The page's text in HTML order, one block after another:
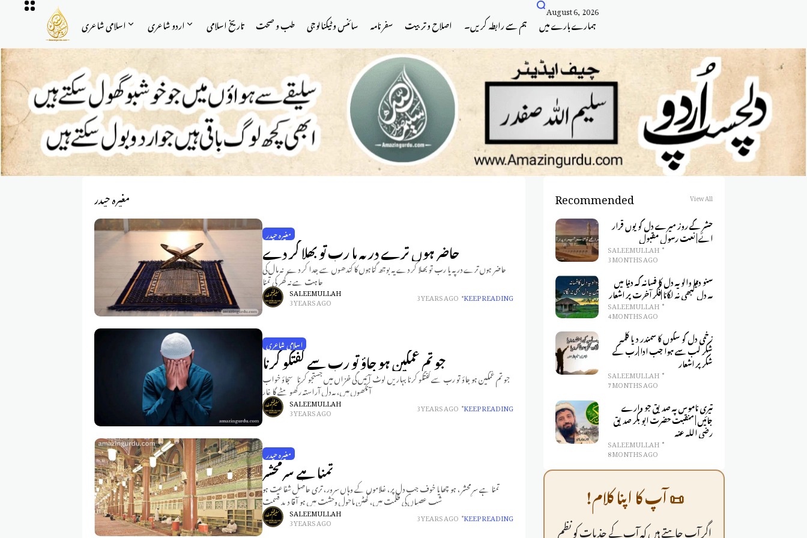
اسلامی شاعری اردو شاعری تاریخ اسلامی طب و صحت سائنس و ٹیکنالوجی سفر نامہ اصلاح و تربیت ہم سے رابطہ کریں۔ ہمارے بارے میں
August 6, 2026
مغیرہ حیدر
مغیرہ حیدر
حاضر ہوں ترے در پہ یا رب تو بھلا کر دے
حاضر ہوں ترے در پہ یا رب تو بھلا کر دے یہ بوجھ گناہوں کا کندھوں سے جدا کر دے نہ مال کی
چاہت ہے نہ گھر کی تمنا
SALEEM ULLAH
3 YEARS AGO 3 YEARS AGO KEEP READING
اسلامی شاعری
جو تم غمگین ہو جاؤ تو رب سے گفتگو کرنا
جو تم غمگین ہو جاؤ تو رب سے گفتگو کرنا بہاریں لوٹ آئیں گی خزاں میں جستجو کرنا سجاؤ خواب
آنکھوں میں، یہ دل آراستہ رکھو ہٹے گا غار
SALEEM ULLAH
3 YEARS AGO 3 YEARS AGO KEEP READING
مغیرہ حیدر
تمنا ہے سرِمحشر
تمنا ہے سرِمحشر، ہو چھایا خوف جب دل پر، غلاموں کے وہاں سرور، تری حاصل شفاعت ہو
شبِ عصیاں کی ظلمت میں، گھٹن ماحولِ وحشت میں ہو آقا دید قسمت
SALEEM ULLAH
3 YEARS AGO 3 YEARS AGO KEEP READING
Recommended View All
حشر کے روز میرے دل کو یوں قرار
ائے | نعت رسول مقبول
SALEEM ULLAH
3 MONTHS AGO
سنو دنیا والو یہ دل کا فسانہ کہ دنیا میں
یہ دل کبھی نہ لگانا |فکر آخرت پر اشعار
SALEEM ULLAH
4 MONTHS AGO
زخمی دل کو سکوں کا سمندر دیا کلمہِ
شکر لب سے ہوا جب ادا |رب کے
شکر پر اشعار
SALEEM ULLAH
7 MONTHS AGO
تیری ناموس پہ صدیق جو وارے
جائیں | منقبت حضرت ابو بکر صدیق
رضی اللہ عنہ
SALEEM ULLAH
8 MONTHS AGO
📜 آپ کا اپنا کلام!
اگر آپ چاہتے ہیں کہ آپ کے جذبات کو نظم